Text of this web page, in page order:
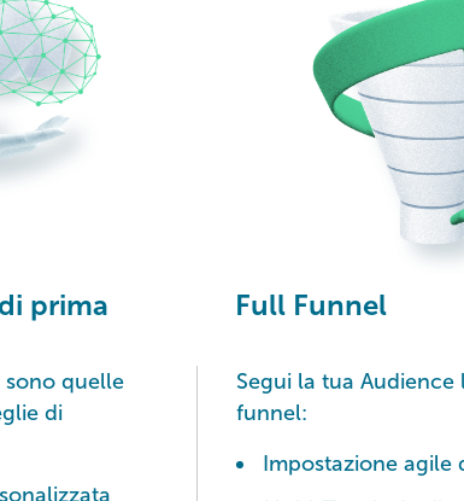
prima
quelle
di
Full Funnel
Segui la tua
funnel:
Impostazione agile